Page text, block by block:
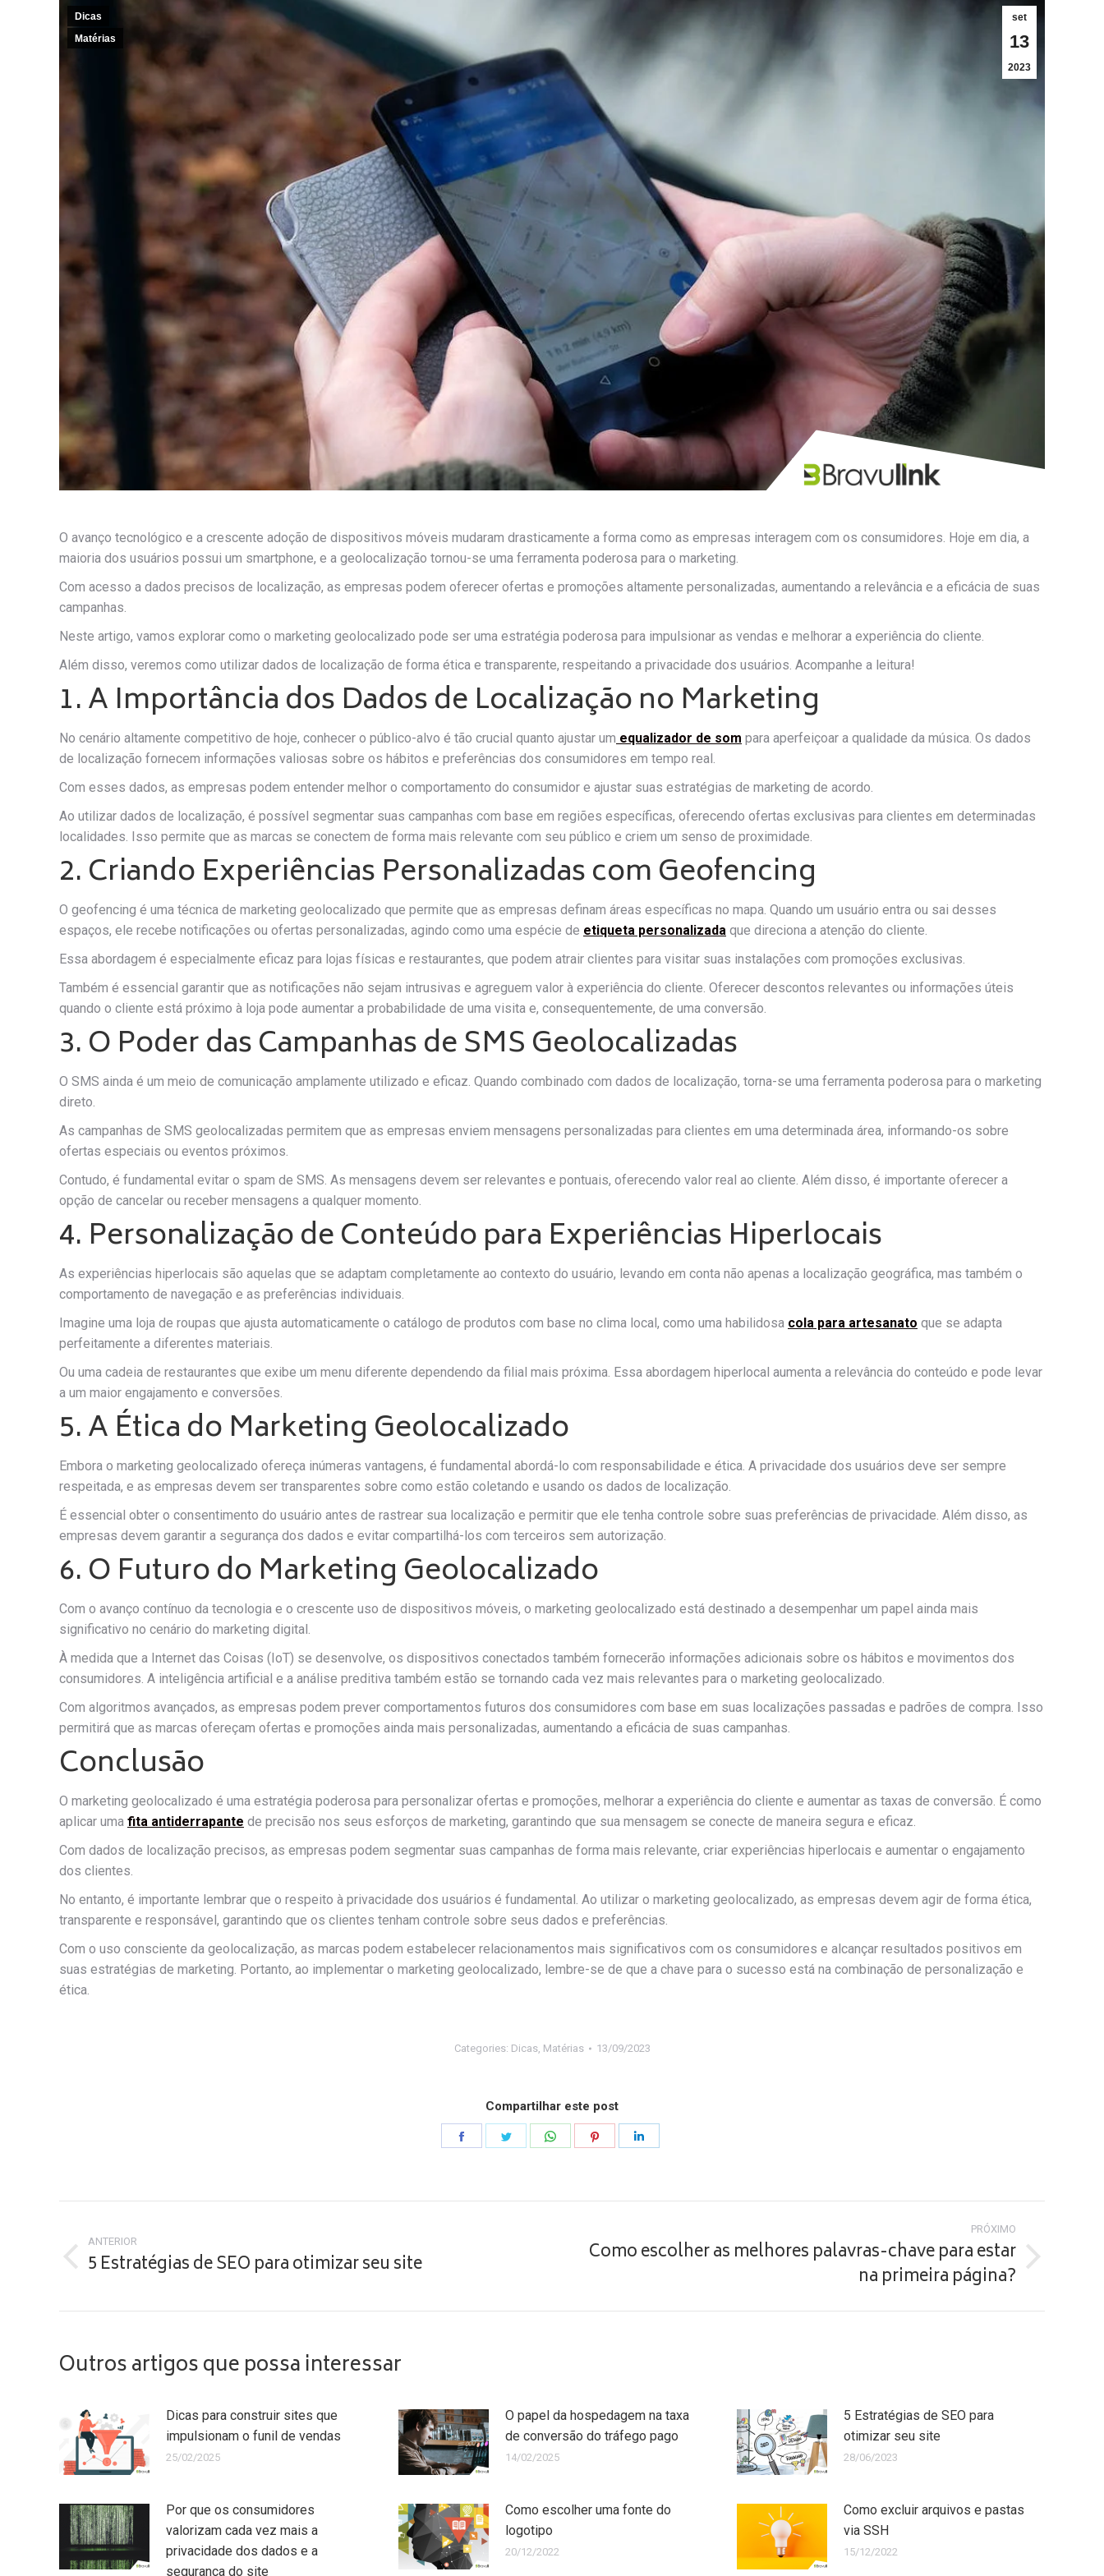
set
13
2023
Dicas
Matérias
O avanço tecnológico e a crescente adoção de dispositivos móveis mudaram drasticamente a forma como as empresas interagem com os consumidores. Hoje em dia, a
maioria dos usuários possui um smartphone, e a geolocalização tornou-se uma ferramenta poderosa para o marketing.
Com acesso a dados precisos de localização, as empresas podem oferecer ofertas e promoções altamente personalizadas, aumentando a relevância e a eficácia de suas
campanhas.
Neste artigo, vamos explorar como o marketing geolocalizado pode ser uma estratégia poderosa para impulsionar as vendas e melhorar a experiência do cliente.
Além disso, veremos como utilizar dados de localização de forma ética e transparente, respeitando a privacidade dos usuários. Acompanhe a leitura!
1. A Importância dos Dados de Localização no Marketing
No cenário altamente competitivo de hoje, conhecer o público-alvo é tão crucial quanto ajustar um equalizador de som para aperfeiçoar a qualidade da música. Os dados
de localização fornecem informações valiosas sobre os hábitos e preferências dos consumidores em tempo real.
Com esses dados, as empresas podem entender melhor o comportamento do consumidor e ajustar suas estratégias de marketing de acordo.
Ao utilizar dados de localização, é possível segmentar suas campanhas com base em regiões específicas, oferecendo ofertas exclusivas para clientes em determinadas
localidades. Isso permite que as marcas se conectem de forma mais relevante com seu público e criem um senso de proximidade.
2. Criando Experiências Personalizadas com Geofencing
O geofencing é uma técnica de marketing geolocalizado que permite que as empresas definam áreas específicas no mapa. Quando um usuário entra ou sai desses
espaços, ele recebe notificações ou ofertas personalizadas, agindo como uma espécie de etiqueta personalizada que direciona a atenção do cliente.
Essa abordagem é especialmente eficaz para lojas físicas e restaurantes, que podem atrair clientes para visitar suas instalações com promoções exclusivas.
Também é essencial garantir que as notificações não sejam intrusivas e agreguem valor à experiência do cliente. Oferecer descontos relevantes ou informações úteis
quando o cliente está próximo à loja pode aumentar a probabilidade de uma visita e, consequentemente, de uma conversão.
3. O Poder das Campanhas de SMS Geolocalizadas
O SMS ainda é um meio de comunicação amplamente utilizado e eficaz. Quando combinado com dados de localização, torna-se uma ferramenta poderosa para o marketing
direto.
As campanhas de SMS geolocalizadas permitem que as empresas enviem mensagens personalizadas para clientes em uma determinada área, informando-os sobre
ofertas especiais ou eventos próximos.
Contudo, é fundamental evitar o spam de SMS. As mensagens devem ser relevantes e pontuais, oferecendo valor real ao cliente. Além disso, é importante oferecer a
opção de cancelar ou receber mensagens a qualquer momento.
4. Personalização de Conteúdo para Experiências Hiperlocais
As experiências hiperlocais são aquelas que se adaptam completamente ao contexto do usuário, levando em conta não apenas a localização geográfica, mas também o
comportamento de navegação e as preferências individuais.
Imagine uma loja de roupas que ajusta automaticamente o catálogo de produtos com base no clima local, como uma habilidosa cola para artesanato que se adapta
perfeitamente a diferentes materiais.
Ou uma cadeia de restaurantes que exibe um menu diferente dependendo da filial mais próxima. Essa abordagem hiperlocal aumenta a relevância do conteúdo e pode levar
a um maior engajamento e conversões.
5. A Ética do Marketing Geolocalizado
Embora o marketing geolocalizado ofereça inúmeras vantagens, é fundamental abordá-lo com responsabilidade e ética. A privacidade dos usuários deve ser sempre
respeitada, e as empresas devem ser transparentes sobre como estão coletando e usando os dados de localização.
É essencial obter o consentimento do usuário antes de rastrear sua localização e permitir que ele tenha controle sobre suas preferências de privacidade. Além disso, as
empresas devem garantir a segurança dos dados e evitar compartilhá-los com terceiros sem autorização.
6. O Futuro do Marketing Geolocalizado
Com o avanço contínuo da tecnologia e o crescente uso de dispositivos móveis, o marketing geolocalizado está destinado a desempenhar um papel ainda mais
significativo no cenário do marketing digital.
À medida que a Internet das Coisas (IoT) se desenvolve, os dispositivos conectados também fornecerão informações adicionais sobre os hábitos e movimentos dos
consumidores. A inteligência artificial e a análise preditiva também estão se tornando cada vez mais relevantes para o marketing geolocalizado.
Com algoritmos avançados, as empresas podem prever comportamentos futuros dos consumidores com base em suas localizações passadas e padrões de compra. Isso
permitirá que as marcas ofereçam ofertas e promoções ainda mais personalizadas, aumentando a eficácia de suas campanhas.
Conclusão
O marketing geolocalizado é uma estratégia poderosa para personalizar ofertas e promoções, melhorar a experiência do cliente e aumentar as taxas de conversão. É como
aplicar uma fita antiderrapante de precisão nos seus esforços de marketing, garantindo que sua mensagem se conecte de maneira segura e eficaz.
Com dados de localização precisos, as empresas podem segmentar suas campanhas de forma mais relevante, criar experiências hiperlocais e aumentar o engajamento
dos clientes.
No entanto, é importante lembrar que o respeito à privacidade dos usuários é fundamental. Ao utilizar o marketing geolocalizado, as empresas devem agir de forma ética,
transparente e responsável, garantindo que os clientes tenham controle sobre seus dados e preferências.
Com o uso consciente da geolocalização, as marcas podem estabelecer relacionamentos mais significativos com os consumidores e alcançar resultados positivos em
suas estratégias de marketing. Portanto, ao implementar o marketing geolocalizado, lembre-se de que a chave para o sucesso está na combinação de personalização e
ética.
Categories: Dicas, Matérias 13/09/2023
Compartilhar este post
Navegação
deANTERIOR
Post
5 Estratégias de SEO para otimizar seu site
PRÓXIMO
Como escolher as melhores palavras-chave para estar
na primeira página?
Outros artigos que possa interessar
Dicas para construir sites que
impulsionam o funil de vendas
25/02/2025
O papel da hospedagem na taxa
de conversão do tráfego pago
14/02/2025
5 Estratégias de SEO para
otimizar seu site
28/06/2023
Por que os consumidores
valorizam cada vez mais a
privacidade dos dados e a
segurança do site
Como escolher uma fonte do
logotipo
20/12/2022
Como excluir arquivos e pastas
via SSH
15/12/2022